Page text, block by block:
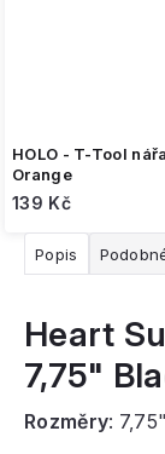
HOLO - T-Tool
Orange
139 Kč
Popis
Heart
7,75"
Rozměry: